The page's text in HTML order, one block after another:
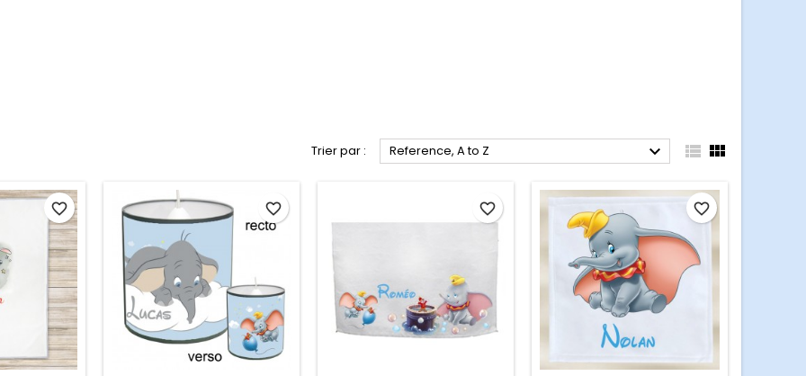
Trier par : Reference, A to Z   
favorite_border favorite_border favorite_border favorite_border